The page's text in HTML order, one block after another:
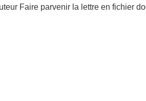
Faire parvenir la lettre en fichier